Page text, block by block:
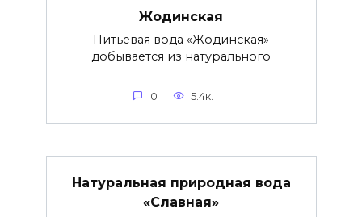
Жодинская
Питьевая вода «Жодинская»
добывается из натурального
0 5.4к.
Натуральная природная вода
«Славная»